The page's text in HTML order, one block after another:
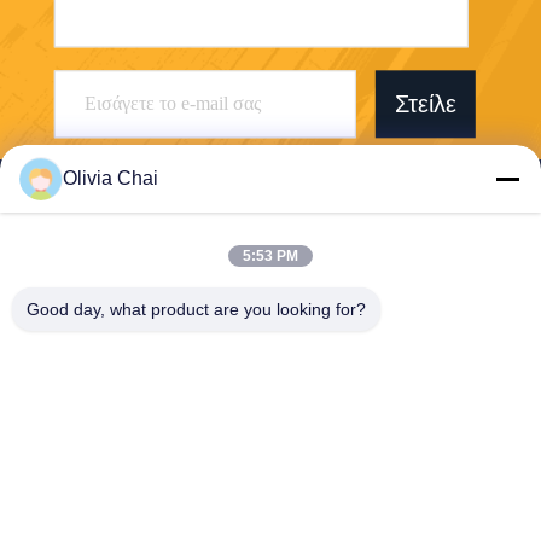
Στείλε
Technology Co. Ltd
Olivia Chai
5:53 PM
Good day, what product are you looking for?